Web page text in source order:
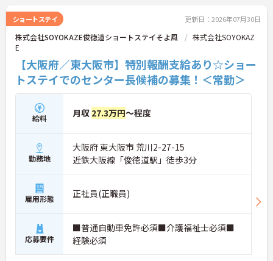
ショートステイ 更新日：2026年07月30日
株式会社SOYOKAZE俊徳道ショートステイそよ風
株式会社SOYOKAZ
E
【大阪府／東大阪市】特別報酬支給あり☆ショー
トステイでのセンター長候補の募集！＜常勤＞
給料 月収 27.3万円～程度
勤務地
大阪府 東大阪市 荒川2-27-15
近鉄大阪線「俊徳道駅」徒歩3分
雇用形態 正社員(正職員)
応募要件
■普通自動車免許必須■介護福祉士必須■
経験必須